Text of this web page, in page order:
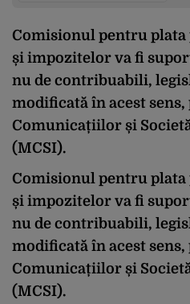
Comisionul pentru plata
și impozitelor va fi
nu de contribuabili,
modificată în acest
Comunicațiilor și
(MCSI).
Comisionul pentru plata
și impozitelor va fi
nu de contribuabili,
modificată în acest
Comunicațiilor și
(MCSI).